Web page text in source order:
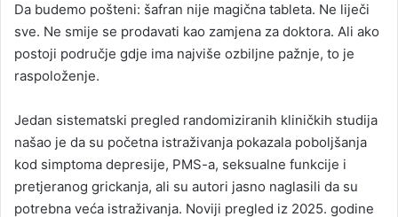
Da budemo pošteni: šafran nije magična tableta. Ne liječi
sve. Ne smije se prodavati kao zamjena za doktora. Ali ako
postoji područje gdje ima najviše ozbiljne pažnje, to je
raspoloženje.
Jedan sistematski pregled randomiziranih kliničkih studija
našao je da su početna istraživanja pokazala poboljšanja
kod simptoma depresije, PMS-a, seksualne funkcije i
pretjeranog grickanja, ali su autori jasno naglasili da su
potrebna veća istraživanja. Noviji pregled iz 2025. godine